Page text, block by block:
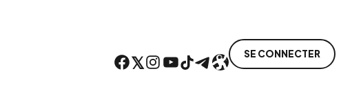
Facebook Twitter Instagram YouTube TikTok TelegramLien SE CONNECTER